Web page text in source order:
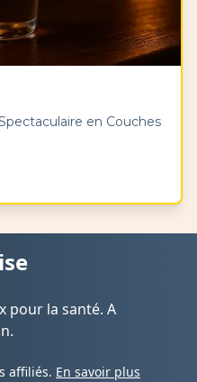
en Couches
pour la santé. A
affiliés. En savoir plus